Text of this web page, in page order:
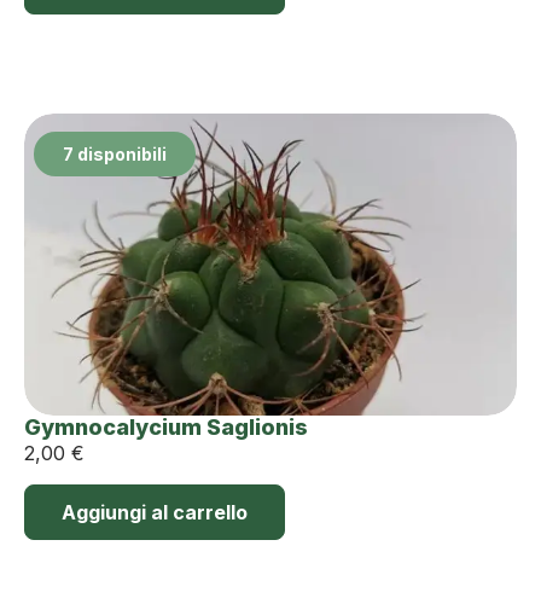
7 disponibili
Gymnocalycium Saglionis
2,00 €
Aggiungi al carrello